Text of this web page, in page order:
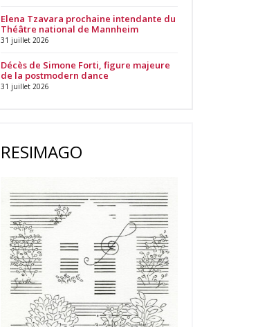
Elena Tzavara prochaine intendante du
Théâtre national de Mannheim
31 juillet 2026
Décès de Simone Forti, figure majeure
de la postmodern dance
31 juillet 2026
RESIMAGO